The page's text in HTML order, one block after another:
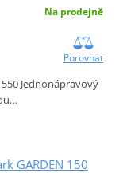
Na prodejně
Porovnat
Jednonápravový
GARDEN 150